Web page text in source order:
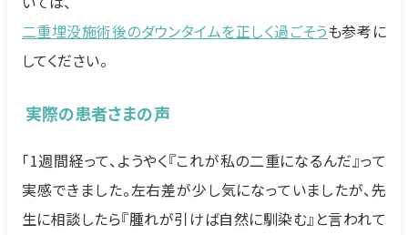
二重埋没施術後のダウンタイムを正しく過ごそうも参考に
してください。
実際の患者さまの声
「1週間経って、ようやく『これが私の二重になるんだ』って
実感できました。左右差が少し気になっていましたが、先
生に相談したら『腫れが引けば自然に馴染む』と言われて